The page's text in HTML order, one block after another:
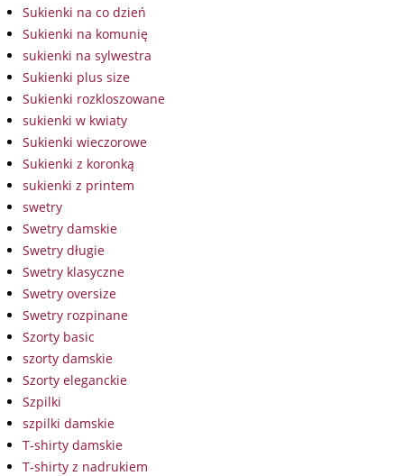
Sukienki na co dzień
Sukienki na komunię
sukienki na sylwestra
Sukienki plus size
Sukienki rozkloszowane
sukienki w kwiaty
Sukienki wieczorowe
Sukienki z koronką
sukienki z printem
swetry
Swetry damskie
Swetry długie
Swetry klasyczne
Swetry oversize
Swetry rozpinane
Szorty basic
szorty damskie
Szorty eleganckie
Szpilki
szpilki damskie
T-shirty damskie
T-shirty z nadrukiem